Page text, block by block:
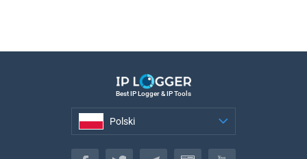
Best IP Logger & IP Tools
Polski
Polski